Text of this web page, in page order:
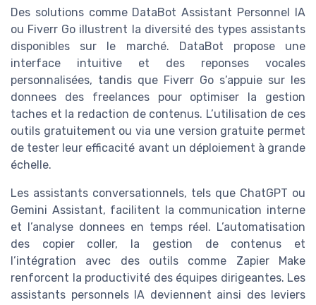
Des solutions comme DataBot Assistant Personnel IA
ou Fiverr Go illustrent la diversité des types assistants
disponibles sur le marché. DataBot propose une
interface intuitive et des reponses vocales
personnalisées, tandis que Fiverr Go s’appuie sur les
donnees des freelances pour optimiser la gestion
taches et la redaction de contenus. L’utilisation de ces
outils gratuitement ou via une version gratuite permet
de tester leur efficacité avant un déploiement à grande
échelle.
Les assistants conversationnels, tels que ChatGPT ou
Gemini Assistant, facilitent la communication interne
et l’analyse donnees en temps réel. L’automatisation
des copier coller, la gestion de contenus et
l’intégration avec des outils comme Zapier Make
renforcent la productivité des équipes dirigeantes. Les
assistants personnels IA deviennent ainsi des leviers